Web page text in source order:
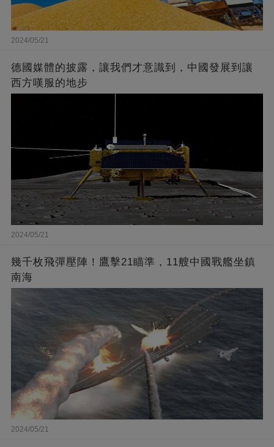
2024/05/21
德國媒體的披露，讓我們才意識到，中國發展到讓
西方嘆服的地步
2024/05/21
幾千枚飛彈壓陣！鷹擊21瞄準，11艘中國戰艦坐鎮
南海
2024/05/21